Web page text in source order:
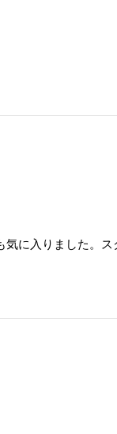
に入りました。